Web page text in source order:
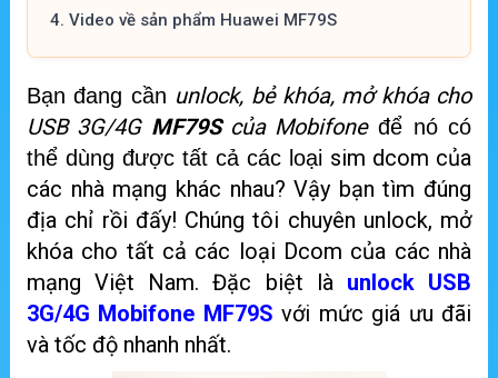
4. Video về sản phẩm Huawei MF79S
Bạn đang cần unlock, bẻ khóa, mở khóa cho
USB 3G/4G MF79Scủa Mobifoneđể nó có
thể dùng được tất cả các loại sim dcom của
các nhà mạng khác nhau? Vậy bạn tìm đúng
địa chỉ rồi đấy! Chúng tôi chuyên unlock, mở
khóa cho tất cả các loại Dcom của các nhà
mạng Việt Nam. Đặc biệt là unlock USB
3G/4G Mobifone MF79S với mức giá ưu đãi
và tốc độ nhanh nhất.